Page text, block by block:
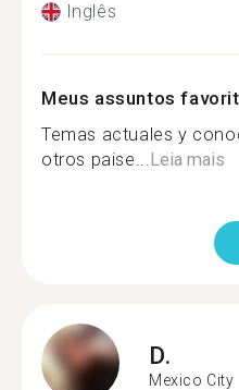
Inglês
Meus assuntos
Temas actuales y
otros paise...Leia mais
D.
Mexico City